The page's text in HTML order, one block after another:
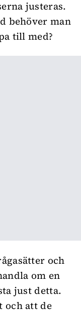
justeras.
behöver man
till med?
och
om en
just detta.
och att de